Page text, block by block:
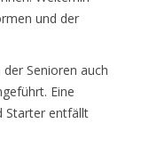
und der
Senioren auch
Eine
Starter entfällt